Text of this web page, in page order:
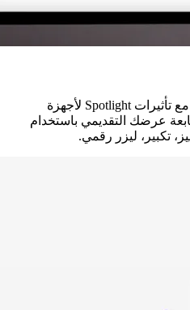
حوّل عروضك التقديمية إلى أداء مع تأثيرات Spotlight لأجهزة
عرضك التقديمي باستخدام
تكبير، ليزر رقمي.